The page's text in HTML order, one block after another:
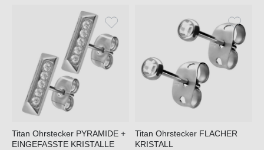
Titan Ohrstecker PYRAMIDE +
EINGEFASSTE KRISTALLE
Titan Ohrstecker FLACHER
KRISTALL